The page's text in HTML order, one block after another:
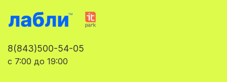
8(843)500-54-05
с 7:00 до 19:00